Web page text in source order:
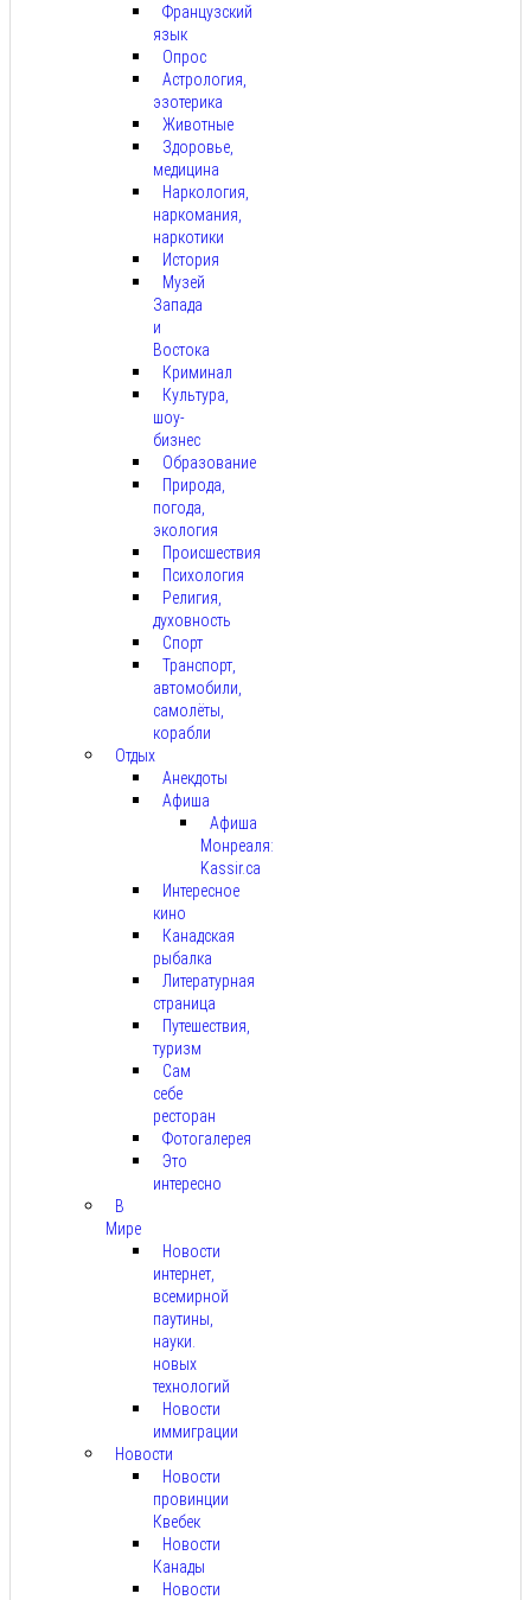
Французский
язык
Опрос
Астрология,
эзотерика
Животные
Здоровье,
медицина
Наркология,
наркомания,
наркотики
История
Музей
Запада
и
Востока
Криминал
Культура,
шоу-
бизнес
Образование
Природа,
погода,
экология
Происшествия
Психология
Религия,
духовность
Спорт
Транспорт,
автомобили,
самолёты,
корабли
Отдых
Анекдоты
Афиша
Афиша
Монреаля:
Kassir.ca
Интересное
кино
Канадская
рыбалка
Литературная
страница
Путешествия,
туризм
Сам
себе
ресторан
Фотогалерея
Это
интересно
В
Мире
Новости
интернет,
всемирной
паутины,
науки.
новых
технологий
Новости
иммиграции
Новости
Новости
провинции
Квебек
Новости
Канады
Новости